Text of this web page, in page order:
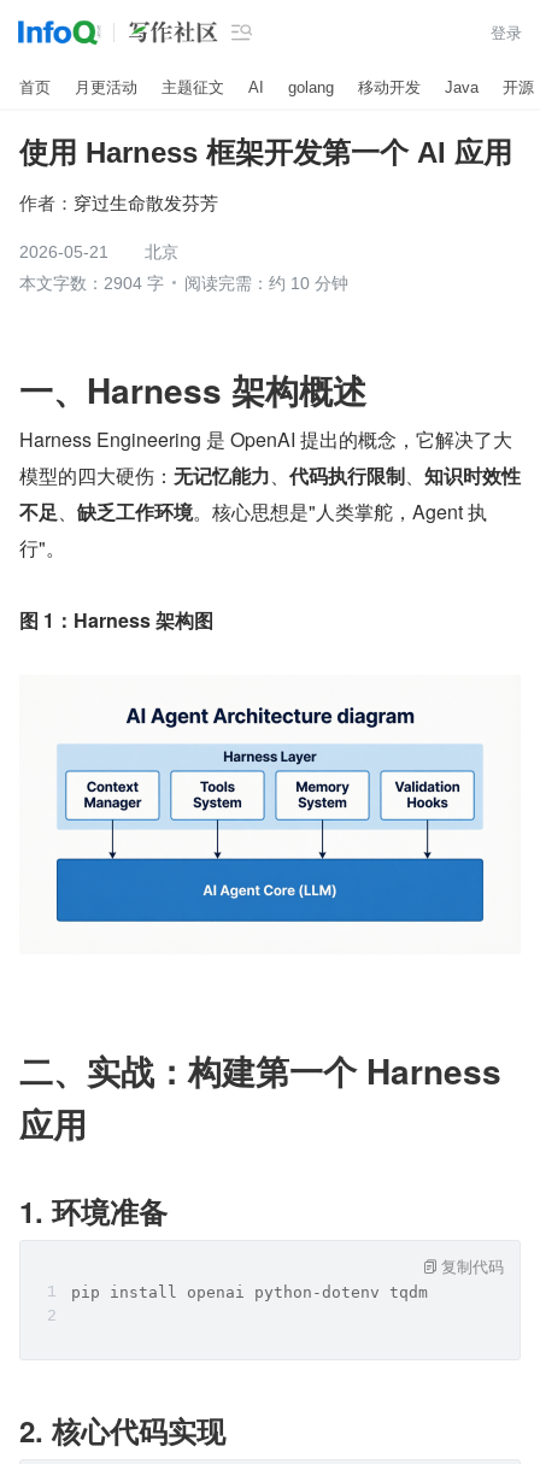
 登录
首页 月更活动 主题征文 AI golang 移动开发 Java 开源
使用 Harness 框架开发第一个 AI 应用
作者： 穿过生命散发芬芳
2026-05-21
北京
本文字数：2904 字
阅读完需：约 10 分钟
一、Harness 架构概述
Harness Engineering 是 OpenAI 提出的概念，它解决了大
模型的四大硬伤： 无记忆能力、 代码执行限制、 知识时效性
不足、 缺乏工作环境。核心思想是"人类掌舵，Agent 执
行"。
图 1：Harness 架构图
二、实战：构建第一个 Harness
应用
1. 环境准备
pip install openai python-dotenv tqdm
复制代码
2. 核心代码实现